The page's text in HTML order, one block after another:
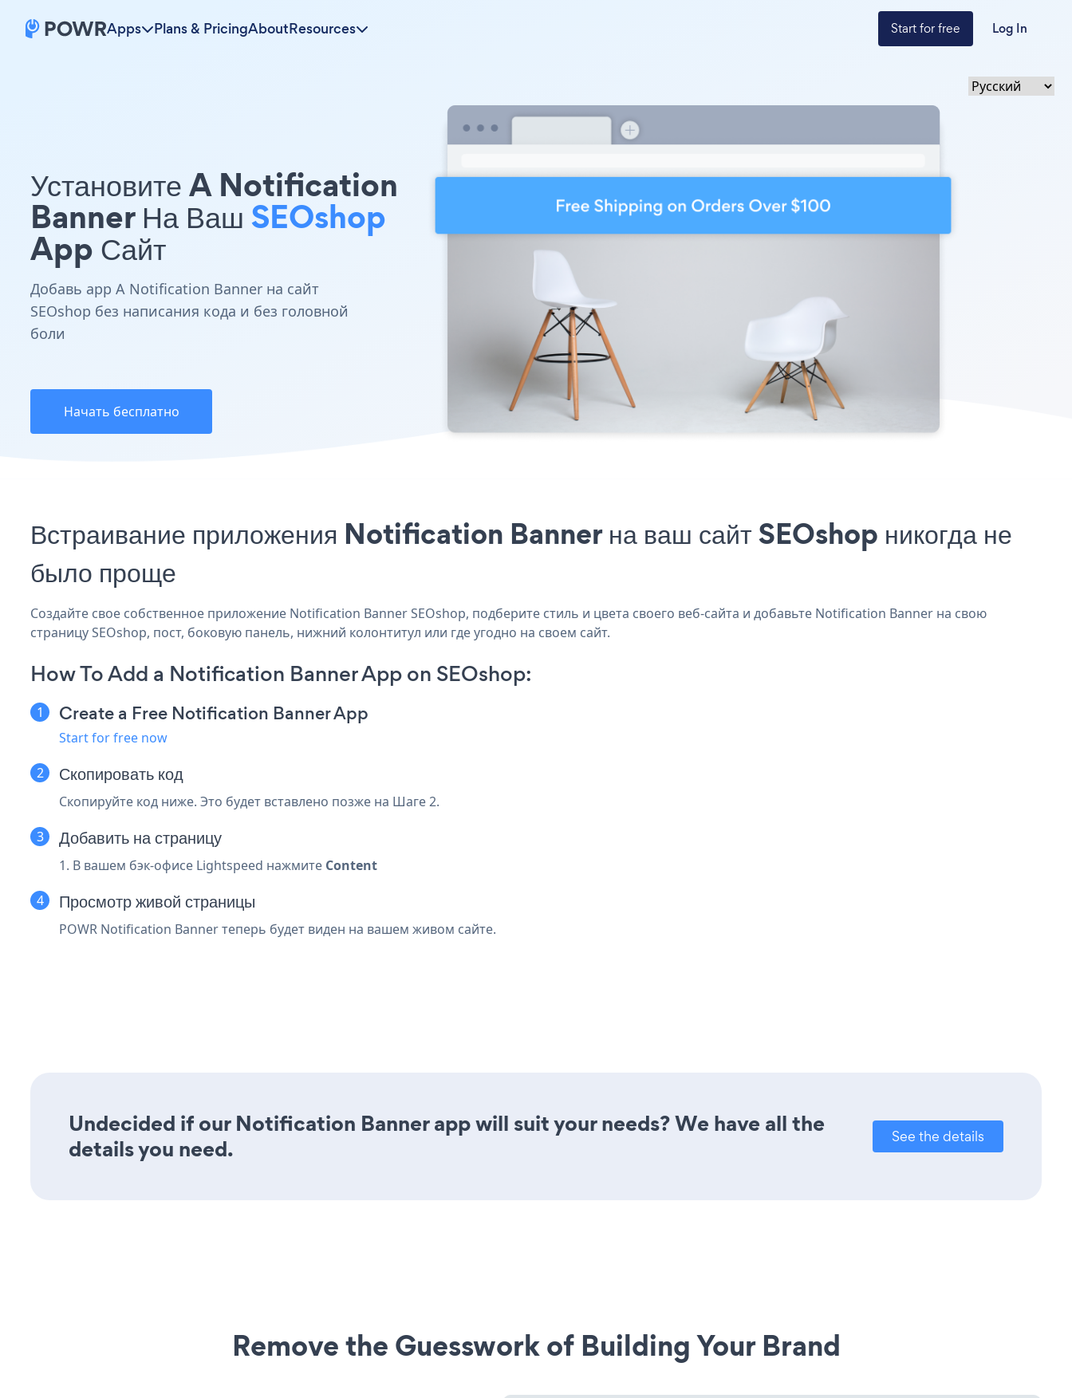
Apps Plans & PricingAboutResources Start for free Log In
Установите A Notification
Banner На Ваш SEOshop
App Сайт
Добавь app A Notification Banner на сайт
SEOshop без написания кода и без головной
боли
Начать бесплатно
Встраивание приложения Notification Banner на ваш сайт SEOshop никогда не
было проще
Создайте свое собственное приложение Notification Banner SEOshop, подберите стиль и цвета своего веб-сайта и добавьте Notification Banner на свою
страницу SEOshop, пост, боковую панель, нижний колонтитул или где угодно на своем сайт.
How To Add a Notification Banner App on SEOshop:
Create a Free Notification Banner App
Start for free now
Скопировать код
Скопируйте код ниже. Это будет вставлено позже на Шаге 2.
Добавить на страницу
1. В вашем бэк-офисе Lightspeed нажмите Content
Просмотр живой страницы
POWR Notification Banner теперь будет виден на вашем живом сайте.
Undecided if our Notification Banner app will suit your needs? We have all the
details you need.
See the details
Remove the Guesswork of Building Your Brand